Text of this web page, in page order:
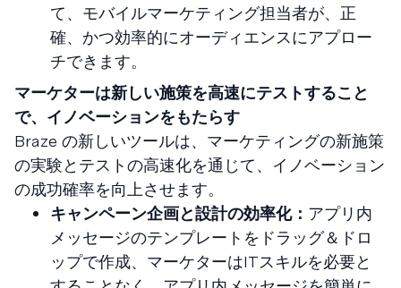
て、モバイルマーケティング担当者が、正
確、かつ効率的にオーディエンスにアプロー
チできます。
マーケターは新しい施策を高速にテストすること
で、イノベーションをもたらす
Braze の新しいツールは、マーケティングの新施策
の実験とテストの高速化を通じて、イノベーション
の成功確率を向上させます。
キャンペーン企画と設計の効率化： アプリ内
メッセージのテンプレートをドラッグ＆ドロ
ップで作成、マーケターはITスキルを必要と